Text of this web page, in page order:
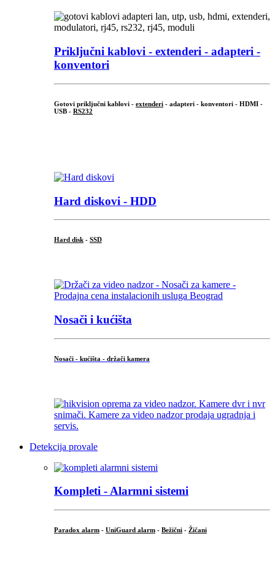
Priključni kablovi - extenderi - adapteri -
konventori
Gotovi priključni kablovi - extenderi - adapteri - konventori - HDMI -
USB - RS232
Hard diskovi - HDD
Hard disk - SSD
Nosači i kućišta
Nosači - kućišta - držači kamera
Detekcija provale
Kompleti - Alarmni sistemi
Paradox alarm - UniGuard alarm - Bežični - Žičani